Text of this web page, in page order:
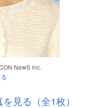
NewS inc.
見る（全1枚）